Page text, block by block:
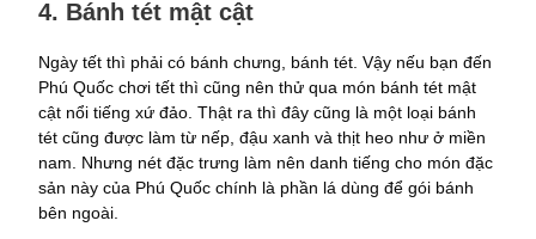
4. Bánh tét mật cật
Ngày tết thì phải có bánh chưng, bánh tét. Vậy nếu bạn đến
Phú Quốc chơi tết thì cũng nên thử qua món bánh tét mật
cật nổi tiếng xứ đảo. Thật ra thì đây cũng là một loại bánh
tét cũng được làm từ nếp, đậu xanh và thịt heo như ở miền
nam. Nhưng nét đặc trưng làm nên danh tiếng cho món đặc
sản này của Phú Quốc chính là phần lá dùng để gói bánh
bên ngoài.